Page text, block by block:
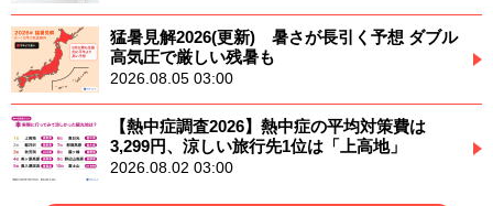
猛暑見解2026(更新) 暑さが長引く予想 ダブル
高気圧で厳しい残暑も
2026.08.05 03:00
【熱中症調査2026】熱中症の平均対策費は
3,299円、涼しい旅行先1位は「上高地」
2026.08.02 03:00